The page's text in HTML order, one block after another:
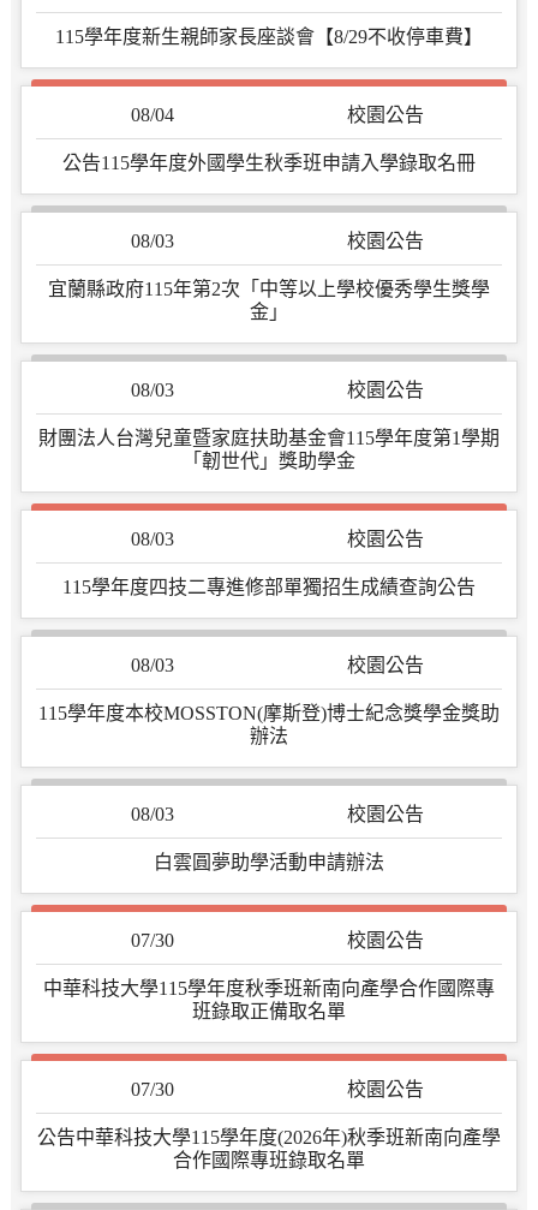
115學年度新生親師家長座談會【8/29不收停車費】
08/04 校園公告
公告115學年度外國學生秋季班申請入學錄取名冊
08/03 校園公告
宜蘭縣政府115年第2次「中等以上學校優秀學生獎學
金」
08/03 校園公告
財團法人台灣兒童暨家庭扶助基金會115學年度第1學期
「韌世代」獎助學金
08/03 校園公告
115學年度四技二專進修部單獨招生成績查詢公告
08/03 校園公告
115學年度本校MOSSTON(摩斯登)博士紀念獎學金獎助
辦法
08/03 校園公告
白雲圓夢助學活動申請辦法
07/30 校園公告
中華科技大學115學年度秋季班新南向產學合作國際專
班錄取正備取名單
07/30 校園公告
公告中華科技大學115學年度(2026年)秋季班新南向產學
合作國際專班錄取名單